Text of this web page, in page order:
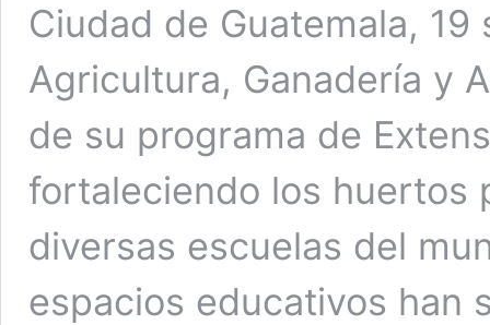
Ciudad de Guatemala,
Agricultura, Ganadería y
de su programa de
fortaleciendo los huertos
diversas escuelas del
espacios educativos han